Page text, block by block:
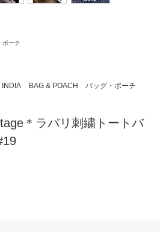
ポーチ
INDIA
BAG & POACH バッグ・ポーチ
＊ラバリ刺繍トートバ